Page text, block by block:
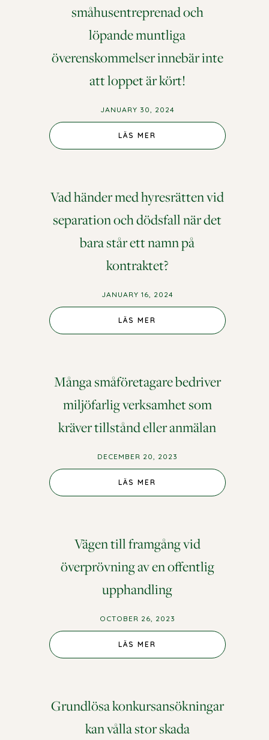
småhusentreprenad och
löpande muntliga
överenskommelser innebär inte
att loppet är kört!
JANUARY 30, 2024
LÄS MER
Vad händer med hyresrätten vid
separation och dödsfall när det
bara står ett namn på
kontraktet?
JANUARY 16, 2024
LÄS MER
Många småföretagare bedriver
miljöfarlig verksamhet som
kräver tillstånd eller anmälan
DECEMBER 20, 2023
LÄS MER
Vägen till framgång vid
överprövning av en offentlig
upphandling
OCTOBER 26, 2023
LÄS MER
Grundlösa konkursansökningar
kan vålla stor skada